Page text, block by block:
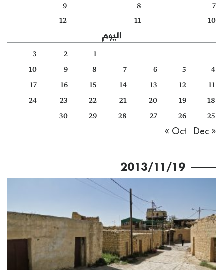
دفاتر
الأرشيف
7
8
9
10
11
12
اليوم
1
2
3
4
5
6
7
8
9
10
11
12
13
14
15
16
17
18
19
20
21
22
23
24
25
26
27
28
29
30
« Oct
Dec »
2013/11/19